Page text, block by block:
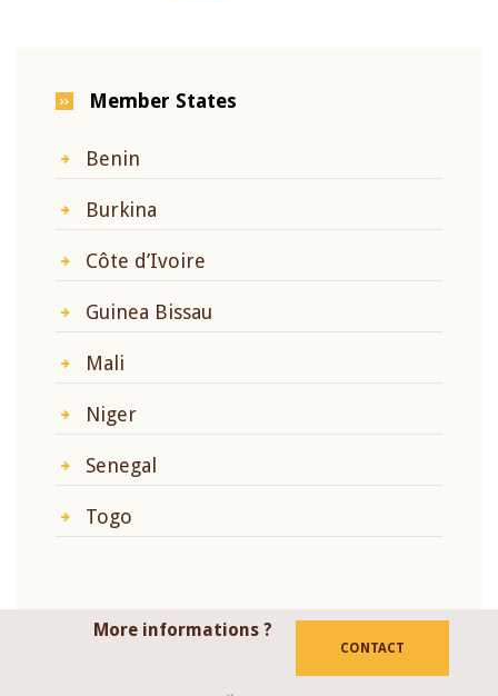
Member States
Benin
Burkina
Côte d’Ivoire
Guinea Bissau
Mali
Niger
Senegal
Togo
More informations ?
CONTACT